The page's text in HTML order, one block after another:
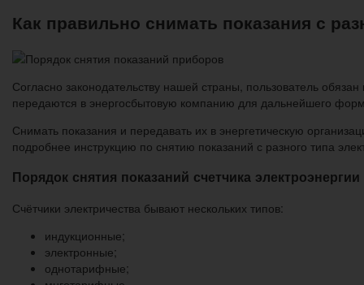
Как правильно снимать показания с
Согласно законодательству нашей страны, пользователь
передаются в энергосбытовую компанию для дальнейшего
Снимать показания и передавать их в энергетическую
подробнее инструкцию по снятию показаний с разного типа
Порядок снятия показаний счетчика электроэнергии
Счётчики электричества бывают нескольких типов:
индукционные;
электронные;
однотарифные;